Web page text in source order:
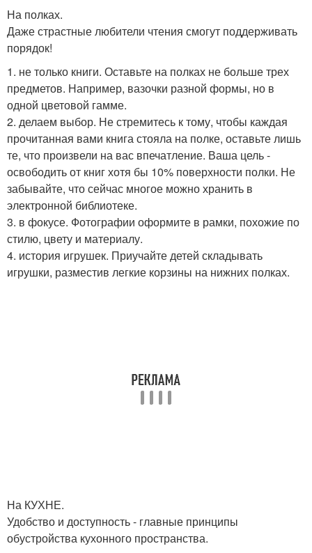
На полках.
Даже страстные любители чтения смогут поддерживать
порядок!
1. не только книги. Оставьте на полках не больше трех
предметов. Например, вазочки разной формы, но в
одной цветовой гамме.
2. делаем выбор. Не стремитесь к тому, чтобы каждая
прочитанная вами книга стояла на полке, оставьте лишь
те, что произвели на вас впечатление. Ваша цель -
освободить от книг хотя бы 10% поверхности полки. Не
забывайте, что сейчас многое можно хранить в
электронной библиотеке.
3. в фокусе. Фотографии оформите в рамки, похожие по
стилю, цвету и материалу.
4. история игрушек. Приучайте детей складывать
игрушки, разместив легкие корзины на нижних полках.
На КУХНЕ.
Удобство и доступность - главные принципы
обустройства кухонного пространства.